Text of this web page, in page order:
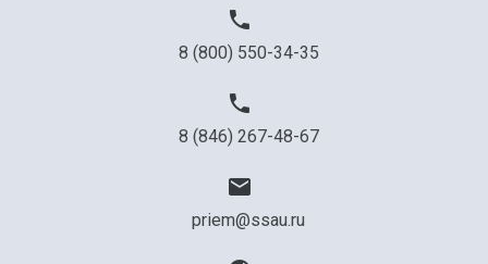
8 (800) 550-34-35
8 (846) 267-48-67
priem@ssau.ru